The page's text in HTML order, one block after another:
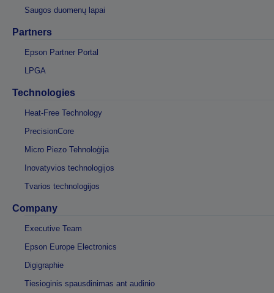
Saugos duomenų lapai
Partners
Epson Partner Portal
LPGA
Technologies
Heat-Free Technology
PrecisionCore
Micro Piezo Tehnoloģija
Inovatyvios technologijos
Tvarios technologijos
Company
Executive Team
Epson Europe Electronics
Digigraphie
Tiesioginis spausdinimas ant audinio